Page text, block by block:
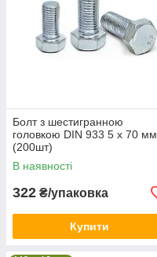
Болт з шестигранною
головкою DIN 933 5 х 70 мм
(200шт)
В наявності
322 ₴/упаковка
Купити